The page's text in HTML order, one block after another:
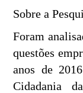
Sobre a
Foram
questões
anos de
Cidadania